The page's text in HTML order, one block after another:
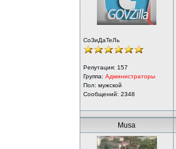
СоЗиДаТеЛь
Репутация: 157
Группа: Администраторы
Пол: мужской
Сообщений: 2348
Musa